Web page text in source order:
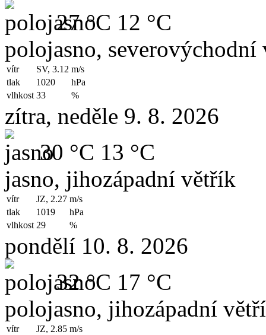
27 °C 12 °C
polojasno, severovýchodní
vítr SV, 3.12 m/s
tlak
1020
hPa
vlhkost 33 %
zítra, neděle 9. 8. 2026
30 °C 13 °C
jasno, jihozápadní větřík
vítr JZ, 2.27 m/s
tlak
1019
hPa
vlhkost 29 %
pondělí 10. 8. 2026
32 °C 17 °C
polojasno, jihozápadní
vítr JZ, 2.85 m/s